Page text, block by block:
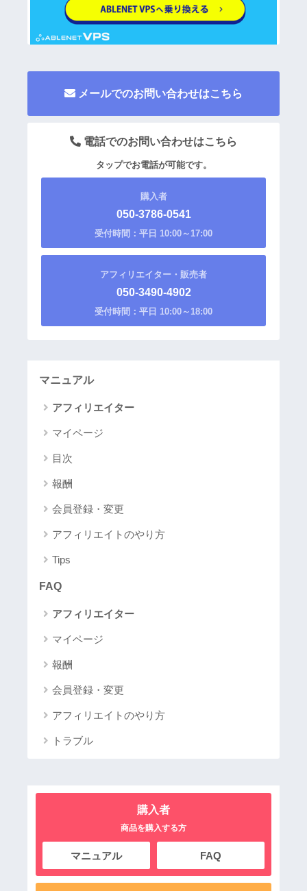
メールでのお問い合わせはこちら
電話でのお問い合わせはこちら
タップでお電話が可能です。
購入者
050-3786-0541
受付時間：平日 10:00～17:00
アフィリエイター・販売者
050-3490-4902
受付時間：平日 10:00～18:00
マニュアル
アフィリエイター
マイページ
目次
報酬
会員登録・変更
アフィリエイトのやり方
Tips
FAQ
アフィリエイター
マイページ
報酬
会員登録・変更
アフィリエイトのやり方
トラブル
購入者
商品を購入する方
マニュアル FAQ